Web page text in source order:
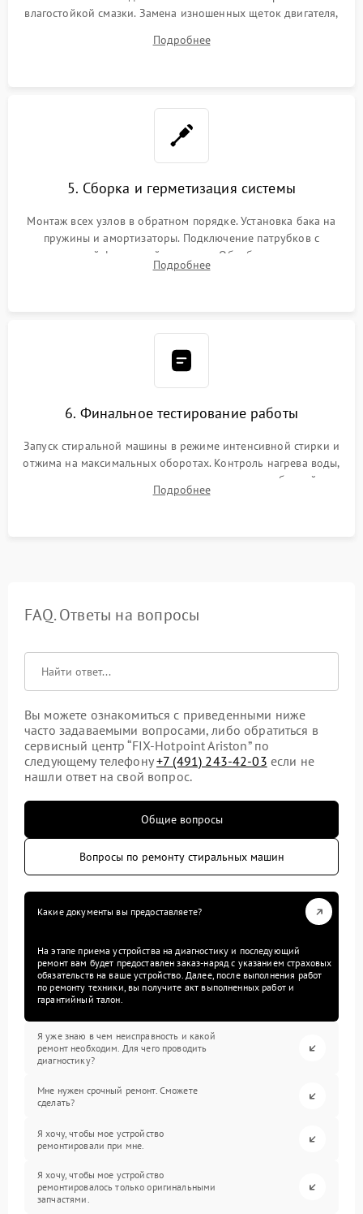
влагостойкой смазки. Замена изношенных щеток двигателя,
или поврежденной резиновой манжеты.
Подробнее
5. Сборка и герметизация системы
Монтаж всех узлов в обратном порядке. Установка бака на
пружины и амортизаторы. Подключение патрубков с
надежной фиксацией хомутами. Обработка стыков
герметиком для предотвращения возможных протечек воды.
Подробнее
6. Финальное тестирование работы
Запуск стиральной машины в режиме интенсивной стирки и
отжима на максимальных оборотах. Контроль нагрева воды,
корректности слива, отсутствия излишних вибраций,
посторонних стуков и протечек под корпусом.
Подробнее
FAQ. Ответы на вопросы
Вы можете ознакомиться с приведенными ниже
часто задаваемыми вопросами, либо обратиться в
сервисный центр “FIX-Hotpoint Ariston” по
следующему телефону+7 (491) 243-42-03 если не
нашли ответ на свой вопрос.
Общие вопросы
Вопросы по ремонту стиральных машин
Какие документы вы предоставляете?
На этапе приема устройства на диагностику и последующий
ремонт вам будет предоставлен заказ-наряд с указанием страховых
обязательств на ваше устройство. Далее, после выполнения работ
по ремонту техники, вы получите акт выполненных работ и
гарантийный талон.
Я уже знаю в чем неисправность и какой
ремонт необходим. Для чего проводить
диагностику?
Мне нужен срочный ремонт. Сможете
сделать?
Я хочу, чтобы мое устройство
ремонтировали при мне.
Я хочу, чтобы мое устройство
ремонтировалось только оригинальными
запчастями.